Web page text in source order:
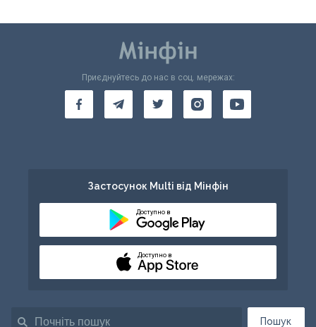
Пошук
Приєднуйтесь до нас в соц. мережах:
Застосунок Multi від Мінфін
Доступно в
Доступно в